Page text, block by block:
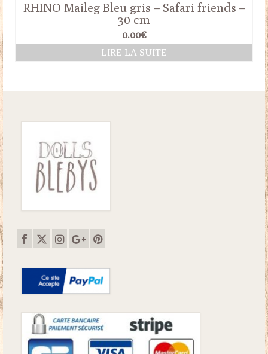
RHINO Maileg Bleu gris – Safari friends –
30 cm
0.00€
LIRE LA SUITE